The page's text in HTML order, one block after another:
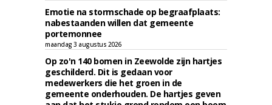
Emotie na stormschade op begraafplaats:
nabestaanden willen dat gemeente
portemonnee
maandag 3 augustus 2026
Op zo'n 140 bomen in Zeewolde zijn hartjes
geschilderd. Dit is gedaan voor
medewerkers die het groen in de
gemeente onderhouden. De hartjes geven